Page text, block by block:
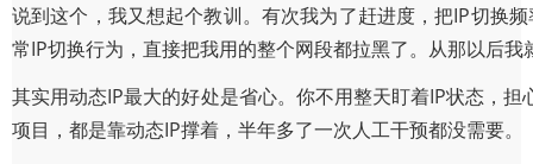
说到这个，我又想起个教训。有次我为了赶进度，把IP切换
常IP切换行为，直接把我用的整个网段都拉黑了。从那以后
其实用动态IP最大的好处是省心。你不用整天盯着IP状态，
项目，都是靠动态IP撑着，半年多了一次人工干预都没需要。